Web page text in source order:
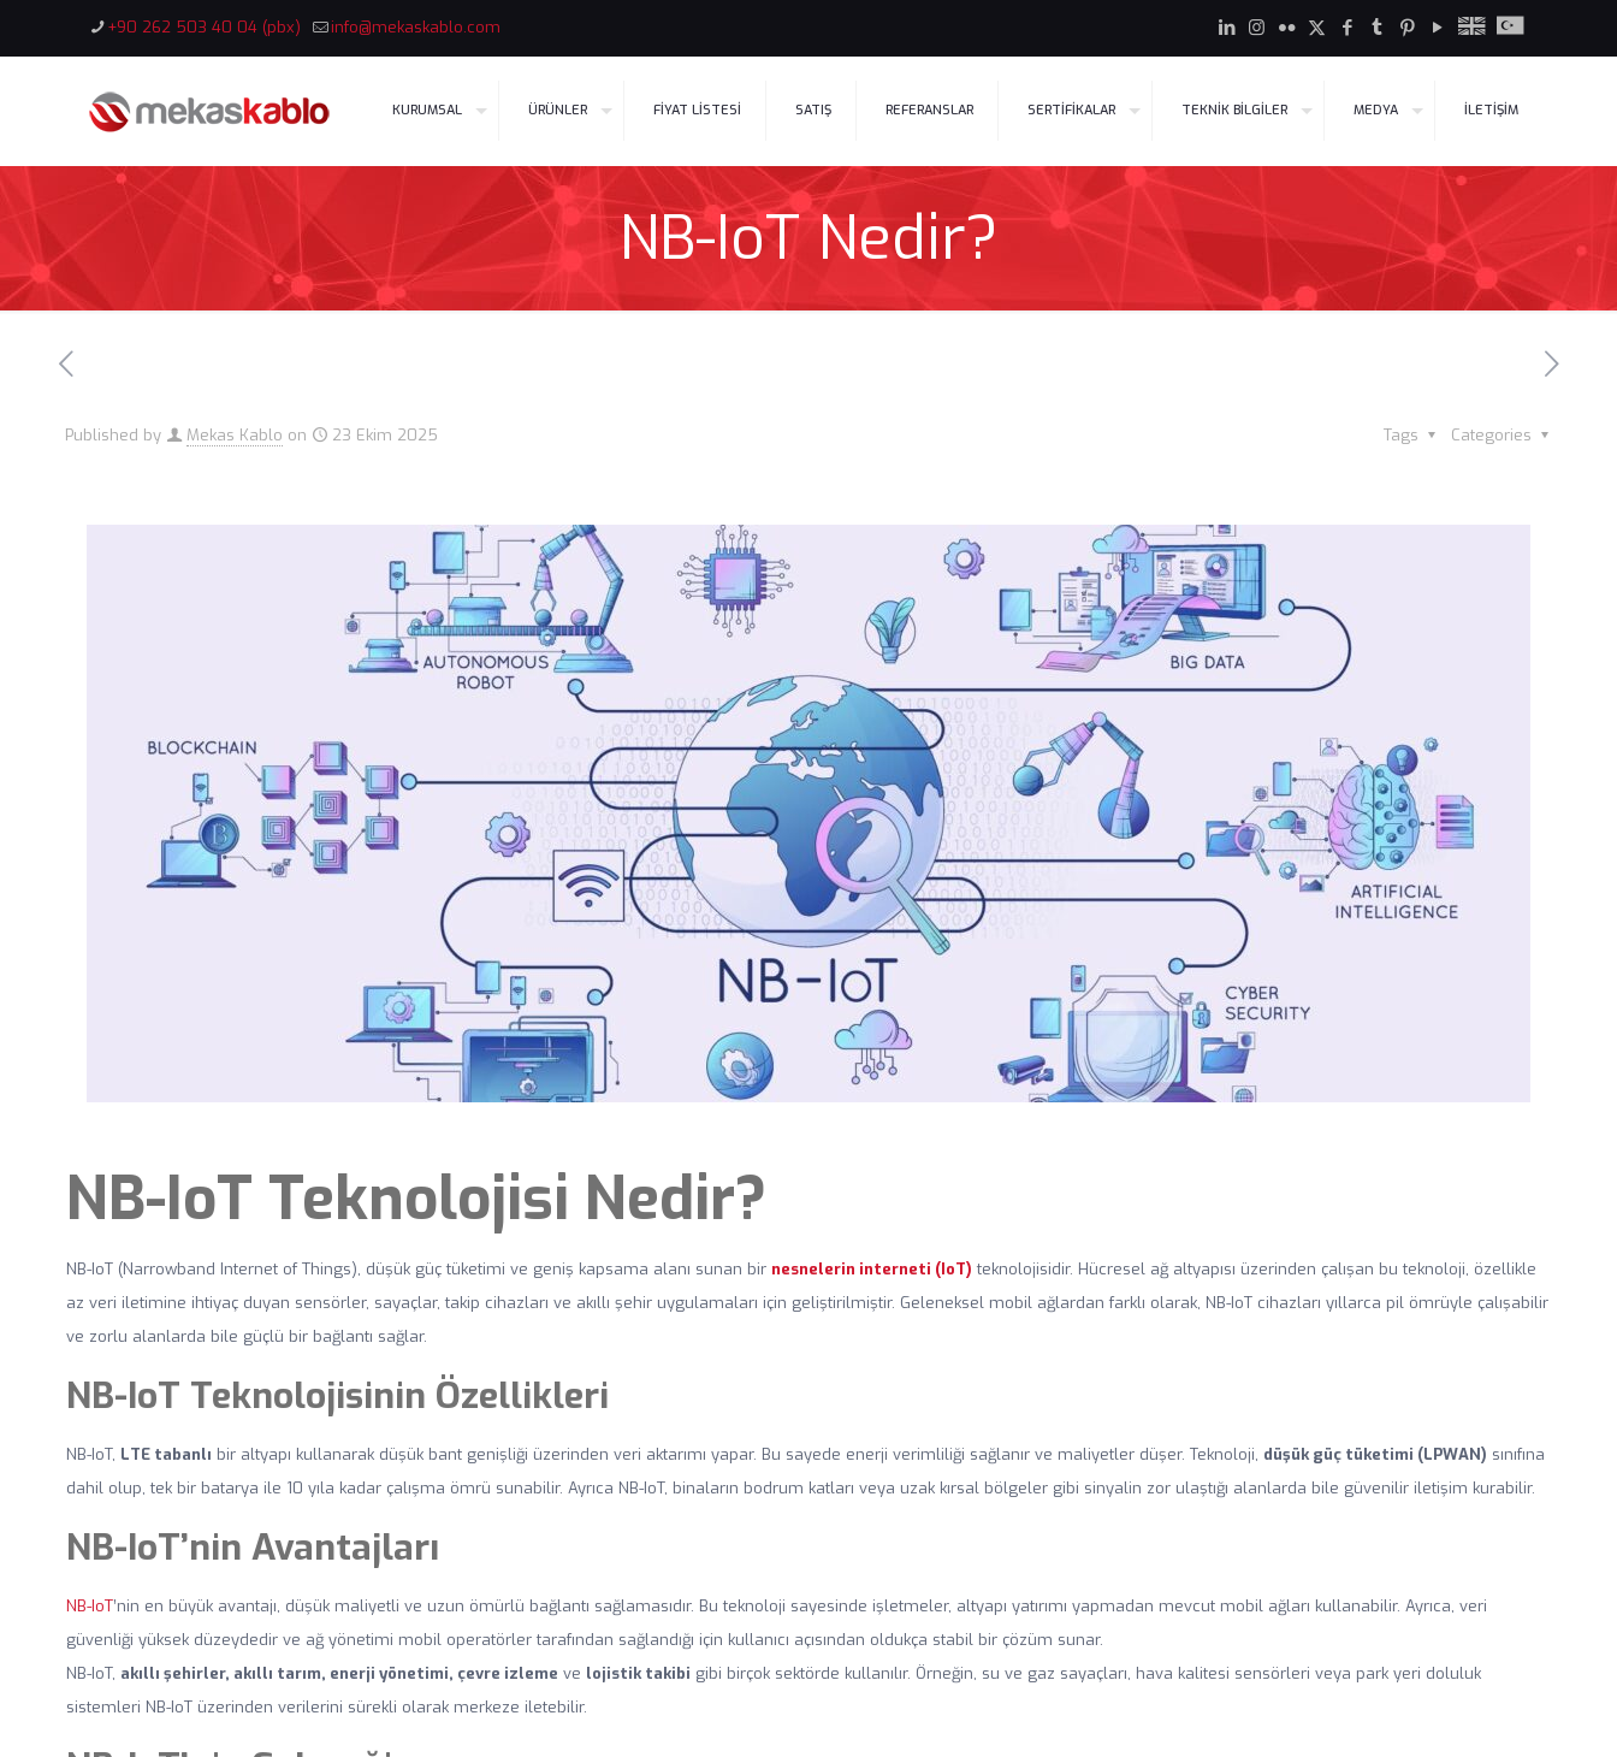
+90 262 503 40 04 (pbx) info@mekaskablo.com
KURUMSAL ÜRÜNLER FİYAT LİSTESİ SATIŞ REFERANSLAR SERTİFİKALAR TEKNİK BİLGİLER MEDYA İLETİŞİM
NB-IoT Nedir?
Published by Mekas Kablo on 23 Ekim 2025 Categories
Tags
NB-IoT Teknolojisi Nedir?
NB-IoT (Narrowband Internet of Things), düşük güç tüketimi ve geniş kapsama alanı sunan bir nesnelerin interneti (IoT) teknolojisidir. Hücresel ağ altyapısı üzerinden çalışan bu teknoloji, özellikle
az veri iletimine ihtiyaç duyan sensörler, sayaçlar, takip cihazları ve akıllı şehir uygulamaları için geliştirilmiştir. Geleneksel mobil ağlardan farklı olarak, NB-IoT cihazları yıllarca pil ömrüyle çalışabilir
ve zorlu alanlarda bile güçlü bir bağlantı sağlar.
NB-IoT Teknolojisinin Özellikleri
NB-IoT, LTE tabanlı bir altyapı kullanarak düşük bant genişliği üzerinden veri aktarımı yapar. Bu sayede enerji verimliliği sağlanır ve maliyetler düşer. Teknoloji, düşük güç tüketimi (LPWAN) sınıfına
dahil olup, tek bir batarya ile 10 yıla kadar çalışma ömrü sunabilir. Ayrıca NB-IoT, binaların bodrum katları veya uzak kırsal bölgeler gibi sinyalin zor ulaştığı alanlarda bile güvenilir iletişim kurabilir.
NB-IoT’nin Avantajları
NB-IoT’nin en büyük avantajı, düşük maliyetli ve uzun ömürlü bağlantı sağlamasıdır. Bu teknoloji sayesinde işletmeler, altyapı yatırımı yapmadan mevcut mobil ağları kullanabilir. Ayrıca, veri
güvenliği yüksek düzeydedir ve ağ yönetimi mobil operatörler tarafından sağlandığı için kullanıcı açısından oldukça stabil bir çözüm sunar.
NB-IoT, akıllı şehirler, akıllı tarım, enerji yönetimi, çevre izleme ve lojistik takibi gibi birçok sektörde kullanılır. Örneğin, su ve gaz sayaçları, hava kalitesi sensörleri veya park yeri doluluk
sistemleri NB-IoT üzerinden verilerini sürekli olarak merkeze iletebilir.